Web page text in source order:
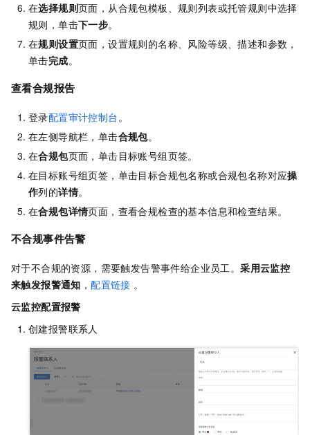
在选择规则页面，从合规包模板、规则列表或托管规则中选择
规则，单击下一步。
在规则设置页面，设置规则的名称、风险等级、描述和参数，
单击完成。
查看合规报告
登录配置审计控制台。
在左侧导航栏，单击合规包。
在合规包页面，单击目标账号组页签。
在目标账号组页签，单击目标合规包名称或合规包名称对应操
作列的详情。
在合规包详情页面，查看合规检查的基本信息和检查结果。
不合规事件告警
对于不合规的资源，需要触发告警事件给企业员工。采用云监控
来触发报警通知 ，配置链接 。
云监控配置报警
创建报警联系人